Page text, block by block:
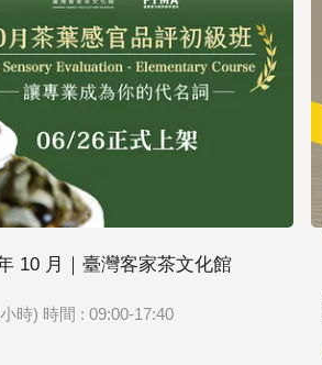
10 月｜臺灣客家茶文化館
2026/10/17-~18、24~25 (假日班）。4天 (共30小時) 時間 : 09:00-17:40